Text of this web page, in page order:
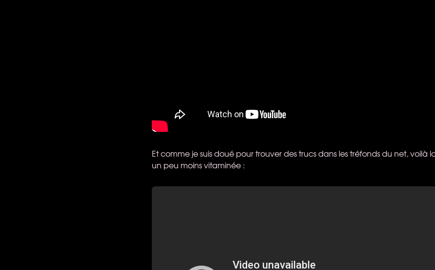
Et comme je suis doué pour trouver des trucs dans les tréfonds du net, voilà
un peu moins vitaminée :